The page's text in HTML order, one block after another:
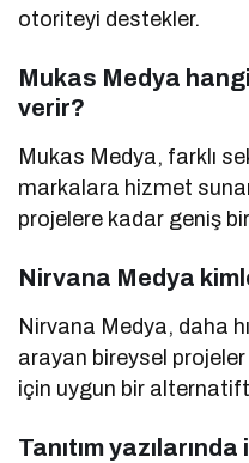
otoriteyi destekler.
Mukas Medya
verir?
Mukas Medya, farklı
markalara hizmet
projelere kadar geniş
Nirvana Medya
Nirvana Medya, daha
arayan bireysel
için uygun bir
Tanıtım